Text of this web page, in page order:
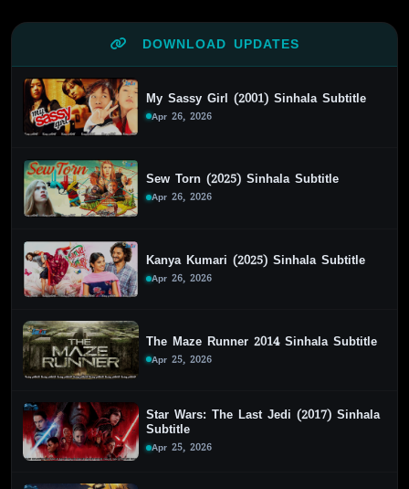
DOWNLOAD UPDATES
My Sassy Girl (2001) Sinhala Subtitle
Apr 26, 2026
Sew Torn (2025) Sinhala Subtitle
Apr 26, 2026
Kanya Kumari (2025) Sinhala Subtitle
Apr 26, 2026
The Maze Runner 2014 Sinhala Subtitle
Apr 25, 2026
Star Wars: The Last Jedi (2017) Sinhala
Subtitle
Apr 25, 2026